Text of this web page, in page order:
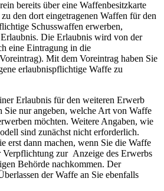
bereits über eine Waffenbesitzkarte
den dort eingetragenen Waffen für den
Schusswaffen erwerben,
Die Erlaubnis wird von der
eine Eintragung in die
Mit dem Voreintrag haben Sie
erlaubnispflichtige Waffe zu
Erlaubnis für den weiteren Erwerb
Sie nur angeben, welche Art von Waffe
möchten. Weitere Angaben, wie
sind zunächst nicht erforderlich.
erst dann machen, wenn Sie die Waffe
Verpflichtung zur Anzeige des Erwerbs
Behörde nachkommen. Der
der Waffe an Sie ebenfalls